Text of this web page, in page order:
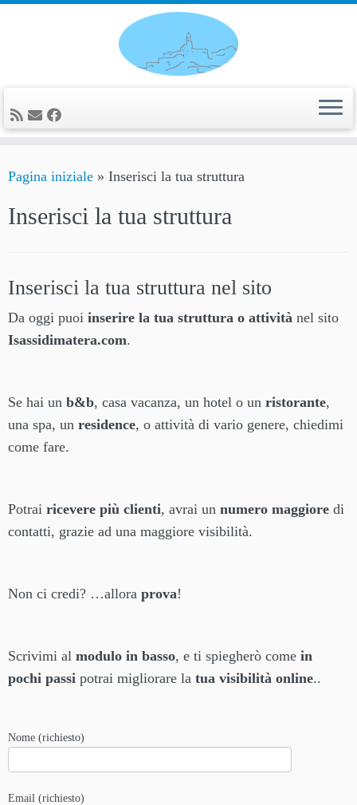
Pagina iniziale » Inserisci la tua struttura
Inserisci la tua struttura
Inserisci la tua struttura nel sito
Da oggi puoi inserire la tua struttura o attività nel sito
Isassidimatera.com.
Se hai un b&b, casa vacanza, un hotel o un ristorante,
una spa, un residence, o attività di vario genere, chiedimi
come fare.
Potrai ricevere più clienti, avrai un numero maggiore di
contatti, grazie ad una maggiore visibilità.
Non ci credi? …allora prova!
Scrivimi al modulo in basso, e ti spiegherò come in
pochi passi potrai migliorare la tua visibilità online..
Nome (richiesto)
Email (richiesto)